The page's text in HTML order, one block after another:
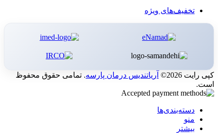
تخفیف‌های ویژه
کپی رایت 2026© آریاتندیس درمان پارسه. تمامی حقوق محفوظ
است.
دسته‌بندی‌ها
منو
بیشتر